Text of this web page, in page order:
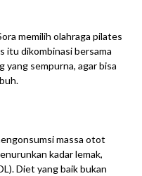
memilih olahraga pilates
itu dikombinasi bersama
sempurna, agar bisa
massa otot
kadar lemak,
Diet yang baik bukan